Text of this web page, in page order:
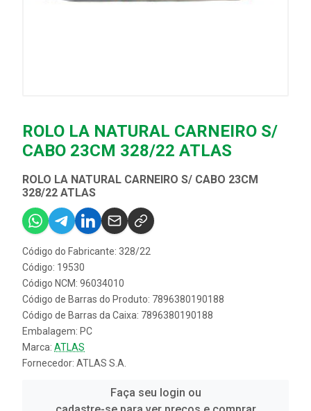
ROLO LA NATURAL CARNEIRO S/
CABO 23CM 328/22 ATLAS
ROLO LA NATURAL CARNEIRO S/ CABO 23CM
328/22 ATLAS
Código do Fabricante: 328/22
Código: 19530
Código NCM: 96034010
Código de Barras do Produto: 7896380190188
Código de Barras da Caixa: 7896380190188
Embalagem: PC
Marca: ATLAS
Fornecedor: ATLAS S.A.
Faça seu login ou